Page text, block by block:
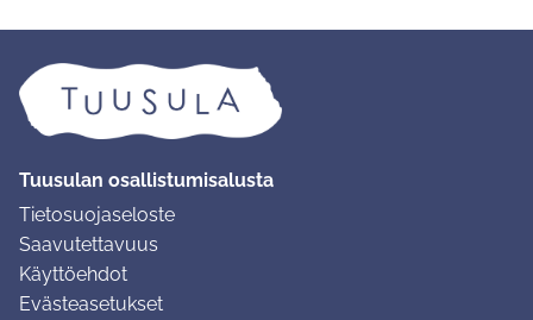
Tuusulan osallistumisalusta
Tietosuojaseloste
Saavutettavuus
Käyttöehdot
Evästeasetukset